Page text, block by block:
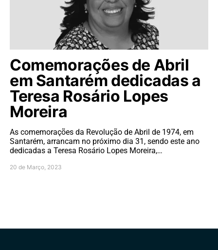
Comemorações de Abril
em Santarém dedicadas a
Teresa Rosário Lopes
Moreira
As comemorações da Revolução de Abril de 1974, em
Santarém, arrancam no próximo dia 31, sendo este ano
dedicadas a Teresa Rosário Lopes Moreira,…
20 de Março, 2023